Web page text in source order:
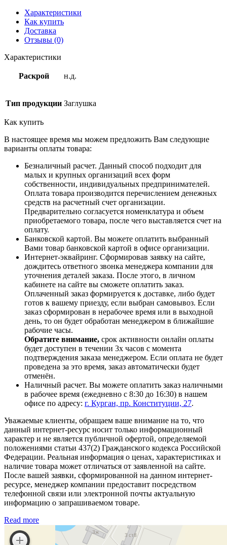
Характеристики
Как купить
Доставка
Отзывы (0)
Характеристики
Раскрой н.д.
Тип продукции Заглушка
Как купить
В настоящее время мы можем предложить Вам следующие
варианты оплаты товара:
Безналичный расчет. Данный способ подходит для
малых и крупных организаций всех форм
собственности, индивидуальных предпринимателей.
Оплата товара производится перечислением денежных
средств на расчетный счет организации.
Предварительно согласуется номенклатура и объем
приобретаемого товара, после чего выставляется счет на
оплату.
Банковской картой. Вы можете оплатить выбранный
Вами товар банковской картой в офисе организации.
Интернет-эквайринг. Сформировав заявку на сайте,
дождитесь ответного звонка менеджера компании для
уточнения деталей заказа. После этого, в личном
кабинете на сайте вы сможете оплатить заказ.
Оплаченный заказ формируется к доставке, либо будет
готов к вашему приезду, если выбран самовывоз. Если
заказ сформирован в нерабочее время или в выходной
день, то он будет обработан менеджером в ближайшие
рабочие часы.
Обратите внимание, срок активности онлайн оплаты
будет доступен в течении 3х часов с момента
подтверждения заказа менеджером. Если оплата не будет
проведена за это время, заказ автоматически будет
отменён.
Наличный расчет. Вы можете оплатить заказ наличными
в рабочее время (ежедневно с 8:30 до 16:30) в нашем
офисе по адресу: г. Курган, пр. Конституции, 27.
Уважаемые клиенты, обращаем ваше внимание на то, что
данный интернет-ресурс носит только информационный
характер и не является публичной офертой, определяемой
положениями статьи 437(2) Гражданского кодекса Российской
Федерации. Реальная информация о ценах, характеристиках и
наличие товара может отличаться от заявленной на сайте.
После вашей заявки, сформированной на данном интернет-
ресурсе, менеджер компании предоставит посредством
телефонной связи или электронной почты актуальную
информацию о запрашиваемом товаре.
Read more